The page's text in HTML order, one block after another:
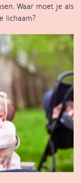
Waar moet je als
lichaam?